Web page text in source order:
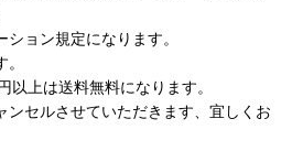
ョン規定になります。
上は送料無料になります。
セルさせていただきます、宜しくお